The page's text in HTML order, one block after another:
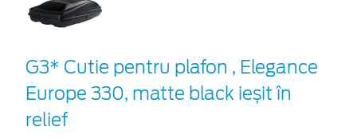
G3* Cutie pentru plafon , Elegance
Europe 330, matte black ieșit în
relief